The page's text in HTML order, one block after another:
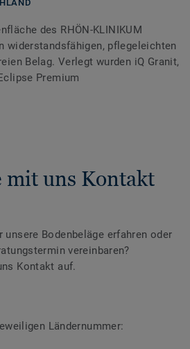
des RHÖN-KLINIKUM
widerstandsfähigen, pflegeleichten
Belag. Verlegt wurden iQ Granit,
Premium
mit uns Kontakt
unsere Bodenbeläge erfahren oder
vereinbaren?
Kontakt auf.
Ländernummer: